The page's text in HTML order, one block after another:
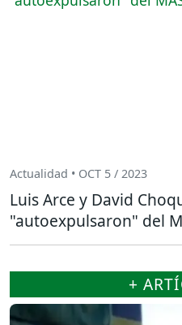
Actualidad • OCT 5 / 2023
Luis Arce y David
"autoexpulsaron" del
+